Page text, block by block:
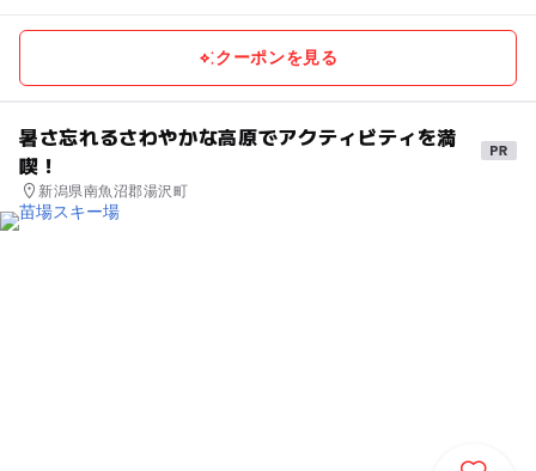
クーポンを見る
暑さ忘れるさわやかな高原でアクティビティを満
喫！
新潟県南魚沼郡湯沢町